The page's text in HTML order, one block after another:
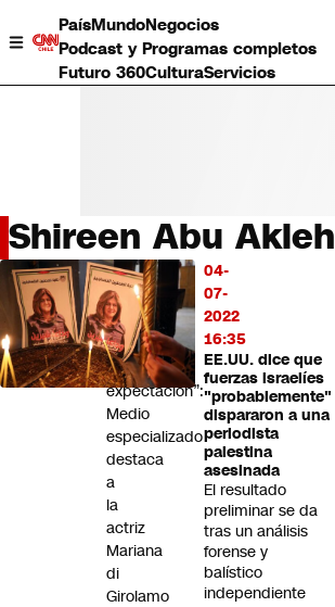
PaísMundoNegocios
Podcast y Programas completos
Futuro 360CulturaServicios
País
Mundo
Negocios
Deportes
Programas completos
Cultura
CNN tiempo
Shireen Abu Akleh
04-
07-
2022
16:35
EE.UU. dice que
fuerzas israelíes
"probablemente"
dispararon a una
periodista
palestina
asesinada
El resultado
preliminar se da
tras un análisis
forense y
balístico
independiente
LO
MÁS
LEÍDO
“Genera
expectación”:
Medio
especializado
destaca
a
la
actriz
Mariana
di
Girolamo